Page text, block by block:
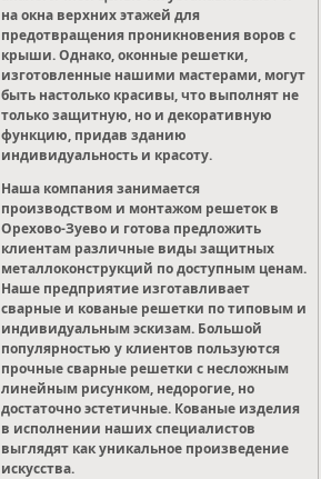
на окна верхних этажей для
предотвращения проникновения воров с
крыши. Однако, оконные решетки,
изготовленные нашими мастерами, могут
быть настолько красивы, что выполнят не
только защитную, но и декоративную
функцию, придав зданию
индивидуальность и красоту.
Наша компания занимается
производством и монтажом решеток в
Орехово-Зуево и готова предложить
клиентам различные виды защитных
металлоконструкций по доступным ценам.
Наше предприятие изготавливает
сварные и кованые решетки по типовым и
индивидуальным эскизам. Большой
популярностью у клиентов пользуются
прочные сварные решетки с несложным
линейным рисунком, недорогие, но
достаточно эстетичные. Кованые изделия
в исполнении наших специалистов
выглядят как уникальное произведение
искусства.